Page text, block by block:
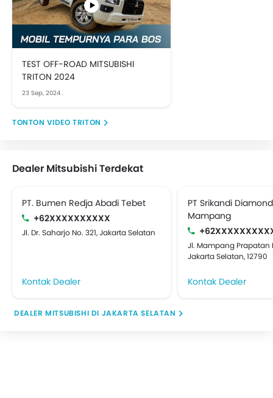
TEST OFF-ROAD MITSUBISHI
TRITON 2024
23 Sep, 2024 .
VIDEO TRITON
Dealer Mitsubishi Terdekat
PT. Bumen Redja Abadi Tebet
+62XXXXXXXXXX
Jl. Dr. Saharjo No. 321, Jakarta Selatan
Kontak Dealer
PT Srikandi
Mampang
Jl. Mampang Prapatan
Jakarta Selatan, 12790
Kontak Dealer
DEALER MITSUBISHI DI JAKARTA SELATAN